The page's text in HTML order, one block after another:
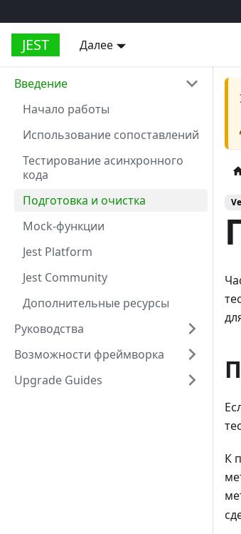
JEST Далее
Введение
Начало работы
Использование сопоставлений
Тестирование асинхронного
кода
Подготовка и очистка
Mock-функции
Jest Platform
Jest Community
Дополнительные ресурсы
Руководства
Возможности фреймворка
Upgrade Guides
К